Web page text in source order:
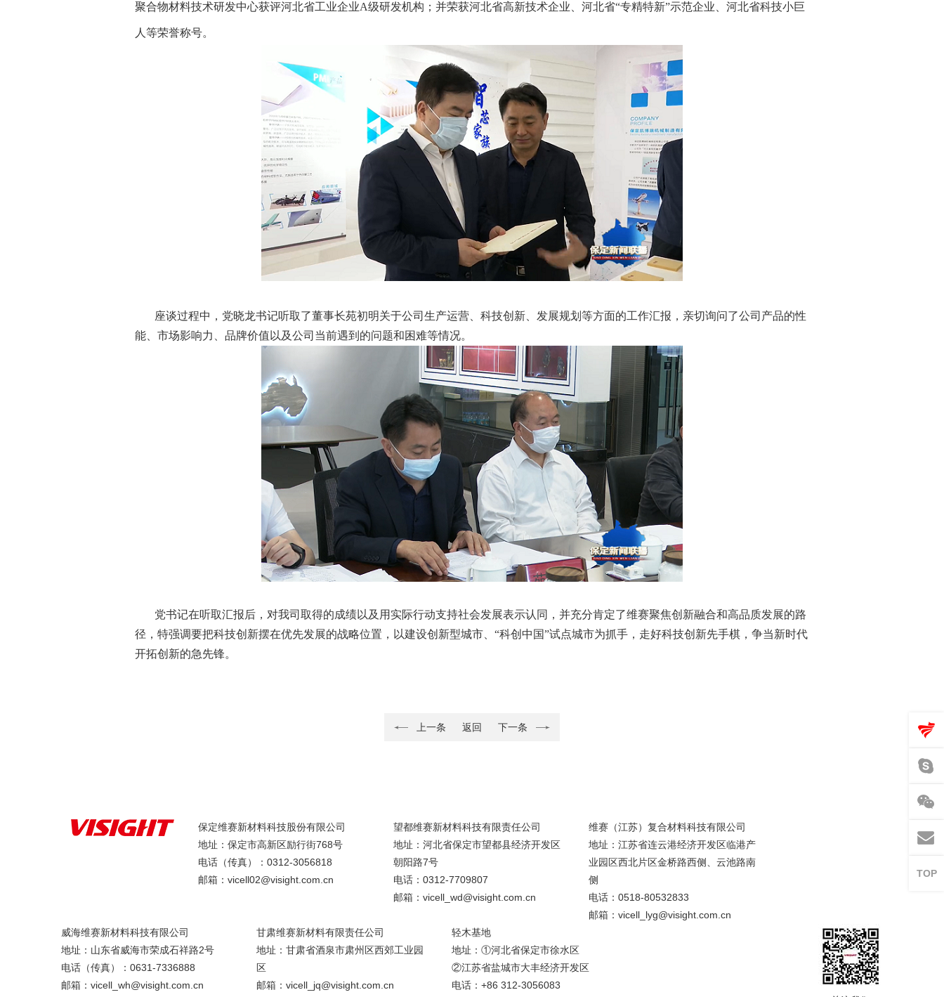
聚合物材料技术研发中心获评河北省工业企业A级研发机构； 并荣获河北省高新技术企业、河北省“专精特新”示范企业、河北省科技小巨
人等荣誉称号。
座谈过程中，党晓龙书记听取了董事长苑初明关于公司生产运营、科技创新、发展规划等方面的工作汇报，亲切询问了公司产品的性
能、市场影响力、品牌价值以及公司当前遇到的问题和困难等情况。
党书记在听取汇报后，对我司取得的成绩以及用实际行动支持社会发展表示认同，并充分肯定了维赛聚焦创新融合和高品质发展的路
径，特强调要把科技创新摆在优先发展的战略位置，以建设创新型城市、 “科创中国”试点城市为抓手，走好科技创新先手棋，争当新时代
开拓创新的急先锋。
上一条 下一条
返回
保定维赛新材料科技股份有限公司
地址：保定市高新区励行街768号
电话（传真）：0312-3056818
邮箱：vicell02@visight.com.cn
望都维赛新材料科技有限责任公司
地址：河北省保定市望都县经济开发区
朝阳路7号
电话：0312-7709807
邮箱：vicell_wd@visight.com.cn
维赛（江苏）复合材料科技有限公司
地址：江苏省连云港经济开发区临港产
业园区西北片区金桥路西侧、云池路南
侧
电话：0518-80532833
邮箱：vicell_lyg@visight.com.cn
威海维赛新材料科技有限公司
地址：山东省威海市荣成石祥路2号
电话（传真）：0631-7336888
邮箱：vicell_wh@visight.com.cn
甘肃维赛新材料有限责任公司
地址：甘肃省酒泉市肃州区西郊工业园
区
邮箱：vicell_jq@visight.com.cn
轻木基地
地址：①河北省保定市徐水区
②江苏省盐城市大丰经济开发区
电话：+86 312-3056083
TOP